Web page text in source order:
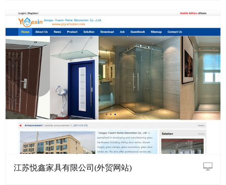
江苏悦鑫家具有限公司(外贸网站)